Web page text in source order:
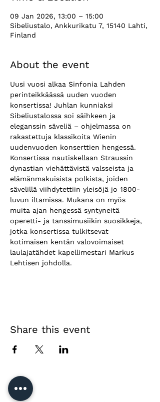
09 Jan 2026, 13:00 – 15:00
Sibeliustalo, Ankkurikatu 7, 15140 Lahti,
Finland
About the event
Uusi vuosi alkaa Sinfonia Lahden
perinteikkäässä uuden vuoden
konsertissa! Juhlan kunniaksi
Sibeliustalossa soi säihkeen ja
eleganssin säveliä – ohjelmassa on
rakastettuja klassikoita Wienin
uudenvuoden konserttien hengessä.
Konsertissa nautiskellaan Straussin
dynastian viehättävistä valsseista ja
elämänmakuisista polkista, joiden
sävelillä viihdytettiin yleisöjä jo 1800-
luvun iltamissa. Mukana on myös
muita ajan hengessä syntyneitä
operetti- ja tanssimusiikin suosikkeja,
jotka konsertissa tulkitsevat
kotimaisen kentän valovoimaiset
laulajatähdet kapellimestari Markus
Lehtisen johdolla.
Share this event